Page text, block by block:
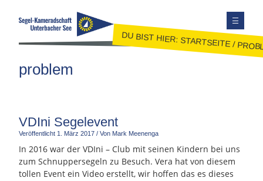
JOLLENSEGELN
FAHRTENSEGELN
MITGLIEDER
KONTAKT
DU BIST HIER:STARTSEITE/
problem
VDIni Segelevent
Veröffentlicht 1. März 2017 / Von Mark Meenenga
In 2016 war der VDIni – Club mit seinen Kindern bei uns
zum Schnuppersegeln zu Besuch. Vera hat von diesem
tollen Event ein Video erstellt, wir hoffen das es dieses